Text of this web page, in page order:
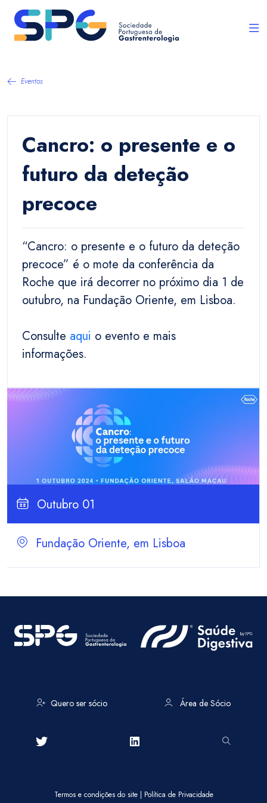
Eventos
Cancro: o presente e o
futuro da deteção
precoce
“Cancro: o presente e o futuro da deteção
precoce” é o mote da conferência da
Roche que irá decorrer no próximo dia 1 de
outubro, na Fundação Oriente, em Lisboa.
Consulte aqui o evento e mais
informações.
Outubro 01
Fundação Oriente, em Lisboa
Quero ser sócio Área de Sócio
Termos e condições do site| Política de Privacidade